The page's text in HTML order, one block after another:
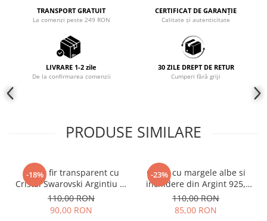
COLIERE
Coliere cu pietre semiprețioase
TRANSPORT GRATUIT
La comenzi peste 249 RON
CERTIFICAT DE GARANȚIE
Calitate și autenticitate
LIVRARE 1-2 zile
De la confirmarea comenzii
30 ZILE DREPT DE RETUR
Cumperi fără griji
PRODUSE SIMILARE
-18%
Colier fir transparent cu
Cristal Swarovski Argintiu in
Caseta din Argint 925
110,00 RON
90,00 RON
-23%
Colier cu margele albe si
inchidere din Argint 925,
reglabil 38-41 cm
110,00 RON
85,00 RON